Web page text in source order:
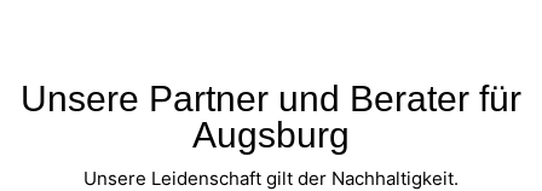
Unsere Partner und Berater für
Augsburg
Unsere Leidenschaft gilt der Nachhaltigkeit.